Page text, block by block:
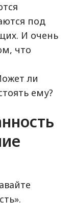
под
И очень
что
ли
ему?